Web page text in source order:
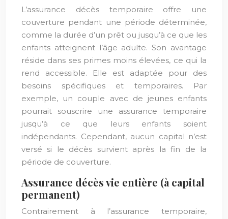
L’assurance décès temporaire offre une
couverture pendant une période déterminée,
comme la durée d’un prêt ou jusqu’à ce que les
enfants atteignent l’âge adulte. Son avantage
réside dans ses primes moins élevées, ce qui la
rend accessible. Elle est adaptée pour des
besoins spécifiques et temporaires. Par
exemple, un couple avec de jeunes enfants
pourrait souscrire une assurance temporaire
jusqu’à ce que leurs enfants soient
indépendants. Cependant, aucun capital n’est
versé si le décès survient après la fin de la
période de couverture.
Assurance décès vie entière (à capital
permanent)
Contrairement à l’assurance temporaire,